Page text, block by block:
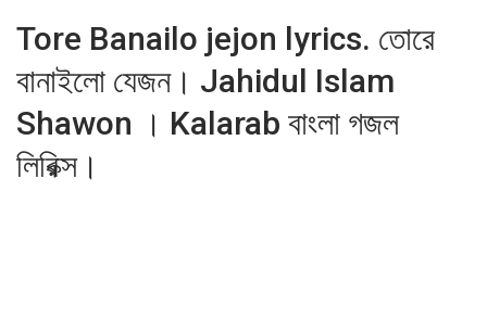
Tore Banailo jejon lyrics. তোরে
বানাইলো যেজন। Jahidul Islam
Shawon । Kalarab বাংলা গজল
লিরিক্স।